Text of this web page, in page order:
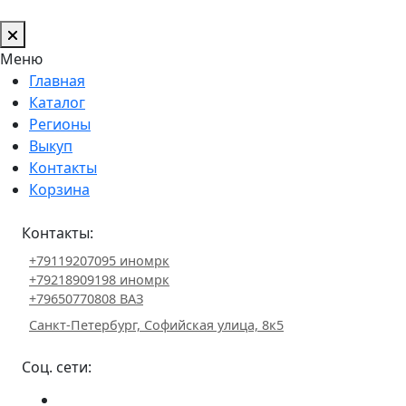
Меню
Главная
Каталог
Регионы
Выкуп
Контакты
Корзина
Контакты:
+79119207095 иномрк
+79218909198 иномрк
+79650770808 ВАЗ
Санкт-Петербург, Софийская улица, 8к5
Соц. сети: